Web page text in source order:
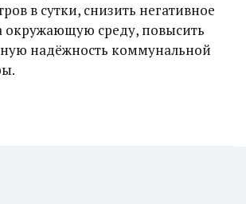
в сутки, снизить негативное
окружающую среду, повысить
надёжность коммунальной